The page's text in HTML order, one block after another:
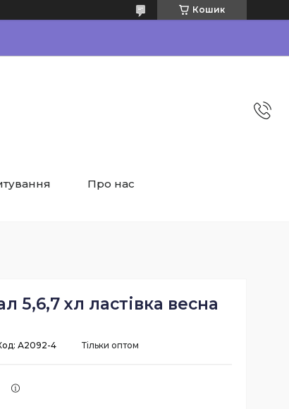
Кошик
Про нас
5,6,7 хл ластівка весна
Тільки оптом
А2092-4